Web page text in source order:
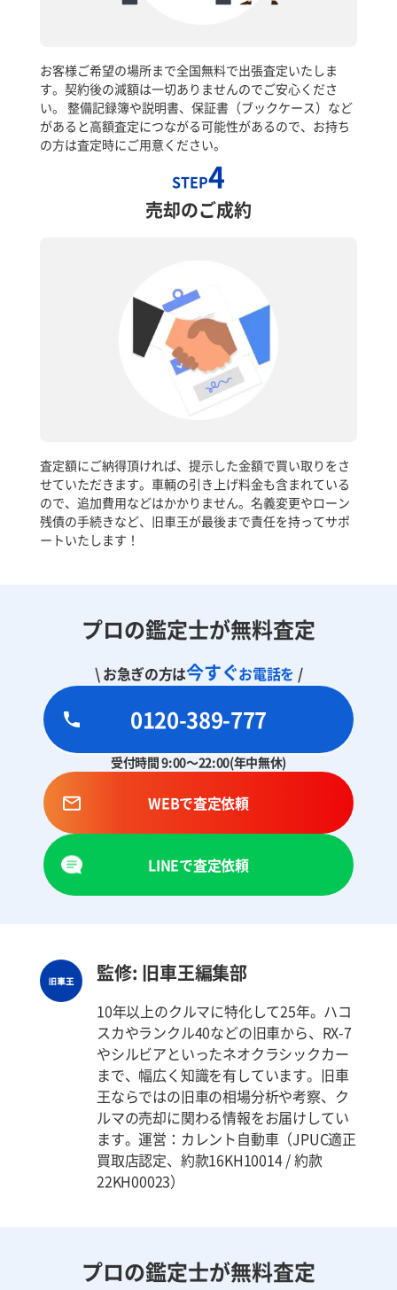
お客様ご希望の場所まで全国無料で出張査定いたしま
す。契約後の減額は一切ありませんのでご安心くださ
い。 整備記録簿や説明書、保証書（ブックケース）など
があると高額査定につながる可能性があるので、お持ち
の方は査定時にご用意ください。
STEP4
売却のご成約
査定額にご納得頂ければ、提示した金額で買い取りをさ
せていただきます。車輌の引き上げ料金も含まれている
ので、追加費用などはかかりません。名義変更やローン
残債の手続きなど、旧車王が最後まで責任を持ってサポ
ートいたします！
プロの鑑定士が無料査定
\ お急ぎの方は今すぐお電話を /
0120-389-777
受付時間 9:00～22:00(年中無休)
WEBで査定依頼
LINEで査定依頼
監修: 旧車王編集部
10年以上のクルマに特化して25年。ハコ
スカやランクル40などの旧車から、RX-7
やシルビアといったネオクラシックカー
まで、幅広く知識を有しています。旧車
王ならではの旧車の相場分析や考察、ク
ルマの売却に関わる情報をお届けしてい
ます。運営：カレント自動車（JPUC適正
買取店認定、約款16KH10014 / 約款
22KH00023）
プロの鑑定士が無料査定